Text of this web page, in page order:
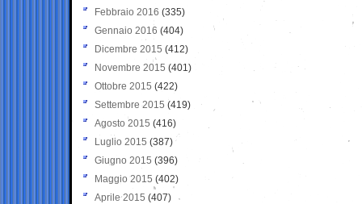
Febbraio 2016 (335)
Gennaio 2016 (404)
Dicembre 2015 (412)
Novembre 2015 (401)
Ottobre 2015 (422)
Settembre 2015 (419)
Agosto 2015 (416)
Luglio 2015 (387)
Giugno 2015 (396)
Maggio 2015 (402)
Aprile 2015 (407)